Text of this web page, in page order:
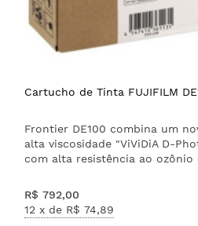
Cartucho de Tinta FUJIFILM
Frontier DE100 combina um
alta viscosidade "ViViDiA D-
com alta resistência ao ozônio
R$ 792,00
12 x de R$ 74,89